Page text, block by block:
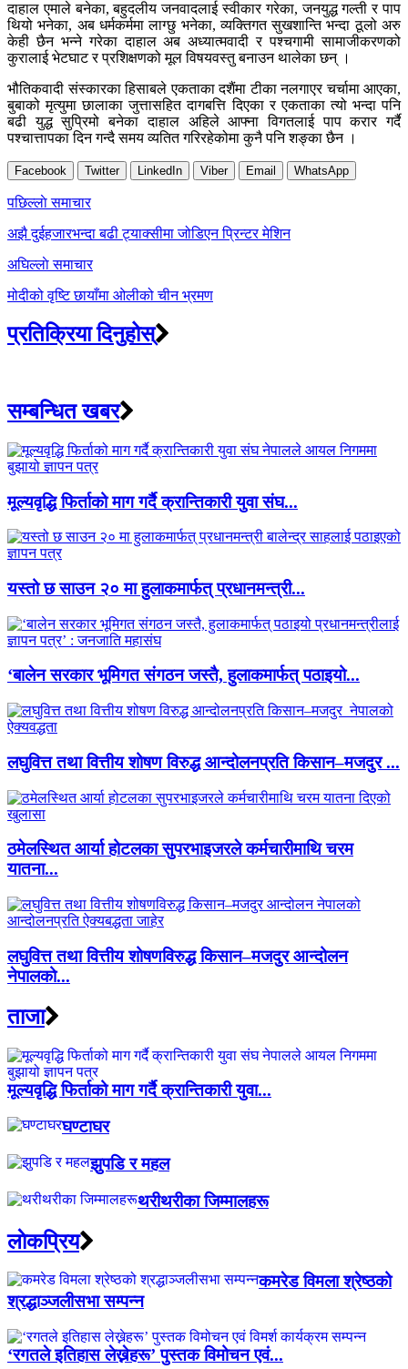
दाहाल एमाले बनेका, बहुदलीय जनवादलाई स्वीकार गरेका, जनयुद्ध गल्ती र पाप
थियो भनेका, अब धर्मकर्ममा लाग्छु भनेका, व्यक्तिगत सुखशान्ति भन्दा ठूलो अरु
केही छैन भन्ने गरेका दाहाल अब अध्यात्मवादी र पश्चगामी सामाजीकरणको
कुरालाई भेटघाट र प्रशिक्षणको मूल विषयवस्तु बनाउन थालेका छन् ।
भौतिकवादी संस्कारका हिसाबले एकताका दशैंमा टीका नलगाएर चर्चामा आएका,
बुबाको मृत्युमा छालाका जुत्तासहित दागबत्ति दिएका र एकताका त्यो भन्दा पनि
बढी युद्ध सुप्रिमो बनेका दाहाल अहिले आफ्ना विगतलाई पाप करार गर्दै
पश्चात्तापका दिन गन्दै समय व्यतित गरिरहेकोमा कुनै पनि शङ्का छैन ।
Facebook Twitter LinkedIn Viber Email WhatsApp
Post
navigation
पछिल्लाे समाचार
अझै दुईहजारभन्दा बढी ट्याक्सीमा जोडिएन प्रिन्टर मेशिन
अघिल्लाे समाचार
मोदीको वृष्टि छायाँमा ओलीको चीन भ्रमण
प्रतिक्रिया दिनुहोस्
सम्बन्धित खबर
मूल्यवृद्धि फिर्ताको माग गर्दै क्रान्तिकारी युवा संघ...
यस्तो छ साउन २० मा हुलाकमार्फत् प्रधानमन्त्री...
‘बालेन सरकार भूमिगत संगठन जस्तै, हुलाकमार्फत् पठाइयो...
लघुवित्त तथा वित्तीय शोषण विरुद्ध आन्दोलनप्रति किसान–मजदुर ...
ठमेलस्थित आर्या होटलका सुपरभाइजरले कर्मचारीमाथि चरम
यातना...
लघुवित्त तथा वित्तीय शोषणविरुद्ध किसान–मजदुर आन्दोलन
नेपालको...
ताजा
मूल्यवृद्धि फिर्ताको माग गर्दै क्रान्तिकारी युवा...
घण्टाघर
झुपडि र महल
थरीथरीका जिम्मालहरू
लाेकप्रिय
कमरेड विमला श्रेष्ठको
श्रद्धाञ्जलीसभा सम्पन्न
‘रगतले इतिहास लेख्नेहरू’ पुस्तक विमोचन एवं...